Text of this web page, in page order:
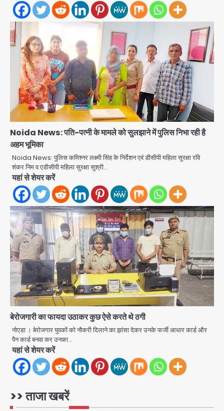
Noida News: पति-पत्नी के मामले को सुलझाने में पुलिस निभा रही है
अहम भूमिका
Noida News: पुलिस कमिश्नर लक्ष्मी सिंह के निर्देशन एवं डीसीपी महिला सुरक्षा रवि
शंकर निम व एडीसीपी महिला सुरक्षा सुश्री…
यहां से शेयर करें
बेरोजगारी का फायदा उठाकर कुछ ऐसे करते थे ठगी
नोएडा । बेरोजगार युवकों को नौकरी दिलाने का झांसा देकर उनके फर्जी आधार कार्ड और
पैन कार्ड बनवा कर उनका…
यहां से शेयर करें
>> ताजा खबरें
2
अब पहला स्थान हासिल करना लक्ष्य: डीएम
3
28 साल बाद कानून के शिकंजे में आया हत्या का
फरार आरोपी
Team JHJ
4
डबल मर्डर का मुख्य साजिशकर्ता क्राइम ब्रांच
के हत्थे
Team JHJ